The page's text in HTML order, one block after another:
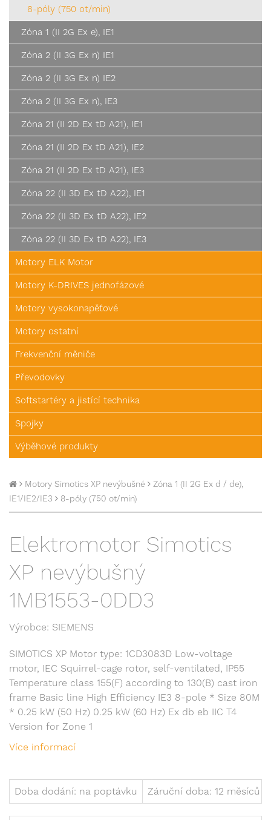
8-póly (750 ot/min)
Zóna 1 (II 2G Ex e), IE1
Zóna 2 (II 3G Ex n) IE1
Zóna 2 (II 3G Ex n) IE2
Zóna 2 (II 3G Ex n), IE3
Zóna 21 (II 2D Ex tD A21), IE1
Zóna 21 (II 2D Ex tD A21), IE2
Zóna 21 (II 2D Ex tD A21), IE3
Zóna 22 (II 3D Ex tD A22), IE1
Zóna 22 (II 3D Ex tD A22), IE2
Zóna 22 (II 3D Ex tD A22), IE3
Motory ELK Motor
Motory K-DRIVES jednofázové
Motory vysokonapěťové
Motory ostatní
Frekvenční měniče
Převodovky
Softstartéry a jistící technika
Spojky
Výběhové produkty
Motory Simotics XP nevýbušné
Zóna 1 (II 2G Ex d / de),
IE1/IE2/IE3
8-póly (750 ot/min)
Elektromotor Simotics
XP nevýbušný
1MB1553-0DD3
Výrobce: SIEMENS
SIMOTICS XP Motor type: 1CD3083D Low-voltage
motor, IEC Squirrel-cage rotor, self-ventilated, IP55
Temperature class 155(F) according to 130(B) cast iron
frame Basic line High Efficiency IE3 8-pole * Size 80M
* 0.25 kW (50 Hz) 0.25 kW (60 Hz) Ex db eb IIC T4
Version for Zone 1
Více informací
Doba dodání: na poptávku Záruční doba: 12 měsíců